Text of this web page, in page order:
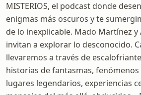
MISTERIOS, el podcast donde
enigmas más oscuros y te
de lo inexplicable. Mado Martínez
invitan a explorar lo desconocido.
llevaremos a través de
historias de fantasmas,
lugares legendarios, experiencias